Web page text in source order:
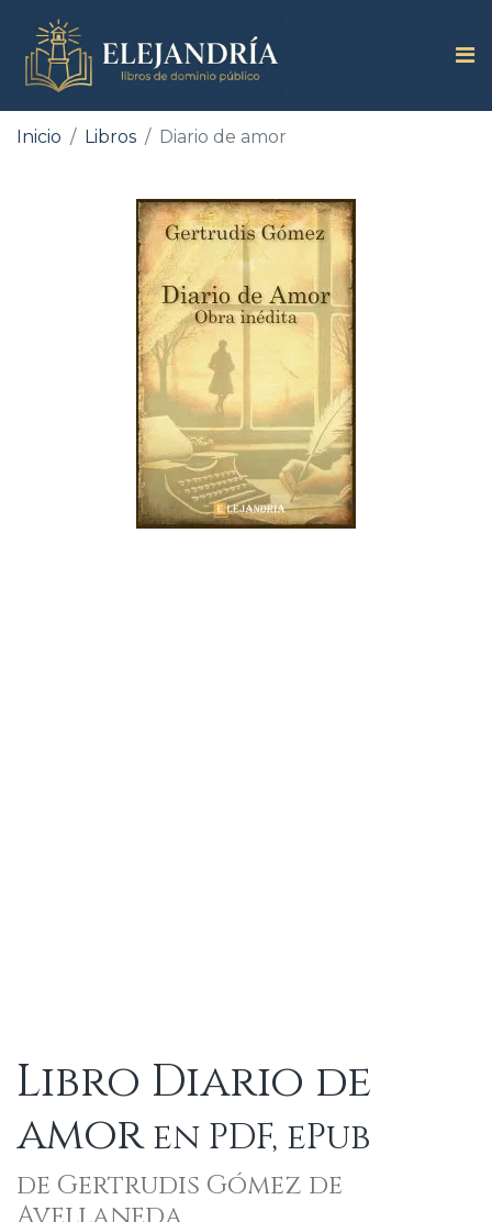
Inicio Libros Diario de amor
Libro Diario de
amoren PDF, ePub
de Gertrudis Gómez de